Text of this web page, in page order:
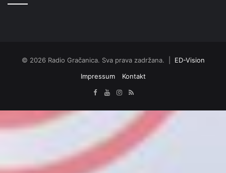
© 2026 Radio Gračanica. Sva prava zadržana. | ED-Vision
Impressum
Kontakt